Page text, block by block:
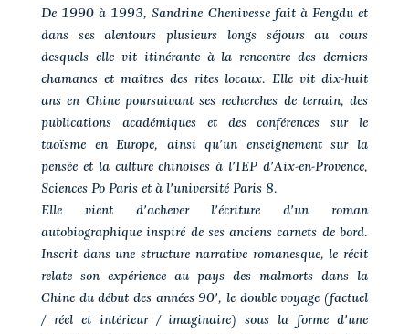
De 1990 à 1993, Sandrine Chenivesse fait à Fengdu et
dans ses alentours plusieurs longs séjours au cours
desquels elle vit itinérante à la rencontre des derniers
chamanes et maîtres des rites locaux. Elle vit dix-huit
ans en Chine poursuivant ses recherches de terrain, des
publications académiques et des conférences sur le
taoïsme en Europe, ainsi qu'un enseignement sur la
pensée et la culture chinoises à l'IEP d'Aix-en-Provence,
Sciences Po Paris et à l'université Paris 8.
Elle vient d'achever l'écriture d'un roman
autobiographique inspiré de ses anciens carnets de bord.
Inscrit dans une structure narrative romanesque, le récit
relate son expérience au pays des malmorts dans la
Chine du début des années 90', le double voyage (factuel
/ réel et intérieur / imaginaire) sous la forme d'une